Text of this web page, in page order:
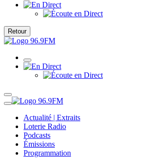
Retour
Actualité | Extraits
Loterie Radio
Podcasts
Émissions
Programmation